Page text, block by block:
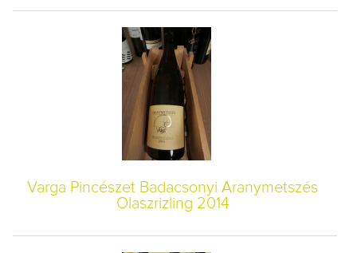
Varga Pincészet Badacsonyi Aranymetszés
Olaszrizling 2014